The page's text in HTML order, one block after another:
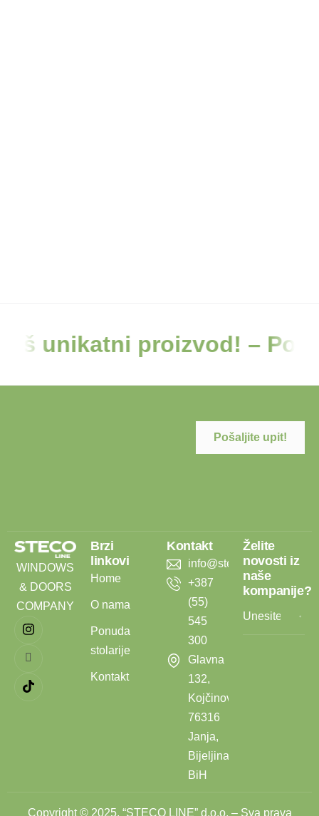
proizvod! – Po mjeri,
Pošaljite upit!
WINDOWS
& DOORS
COMPANY
Brzi
linkovi
Home
O nama
Ponuda
stolarije
Kontakt
Kontakt
info@stecoline.com
+387
(55)
545
300
Glavna
132,
Kojčinovac,
76316
Janja,
Bijeljina,
BiH
Želite
novosti iz
naše
kompanije?
Copyright © 2025. “STECO LINE” d.o.o. – Sva prava